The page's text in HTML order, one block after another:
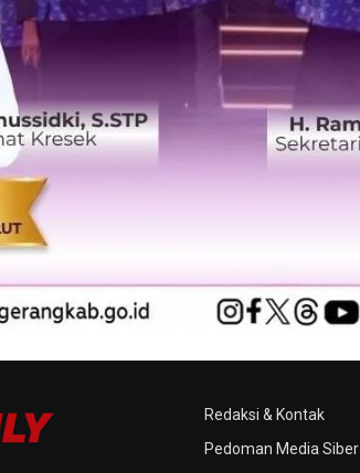
Redaksi & Kontak
Pedoman Media Siber